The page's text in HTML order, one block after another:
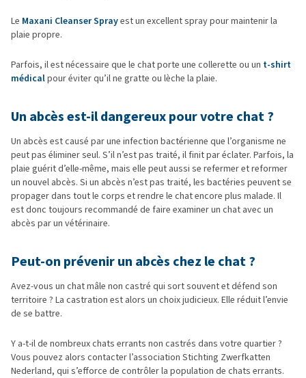
Le Maxani Cleanser Sprayest un excellent spray pour maintenir la
plaie propre.
Parfois, il est nécessaire que le chat porte une collerette ou un t-shirt
médicalpour éviter qu’il ne gratte ou lèche la plaie.
Un abcès est-il dangereux pour votre chat ?
Un abcès est causé par une infection bactérienne que l’organisme ne
peut pas éliminer seul. S’il n’est pas traité, il finit par éclater. Parfois, la
plaie guérit d’elle-même, mais elle peut aussi se refermer et reformer
un nouvel abcès. Si un abcès n’est pas traité, les bactéries peuvent se
propager dans tout le corps et rendre le chat encore plus malade. Il
est donc toujours recommandé de faire examiner un chat avec un
abcès par un vétérinaire.
Peut-on prévenir un abcès chez le chat ?
Avez-vous un chat mâle non castré qui sort souvent et défend son
territoire ? La castration est alors un choix judicieux. Elle réduit l’envie
de se battre.
Y a-t-il de nombreux chats errants non castrés dans votre quartier ?
Vous pouvez alors contacter l’association Stichting Zwerfkatten
Nederland, qui s’efforce de contrôler la population de chats errants.